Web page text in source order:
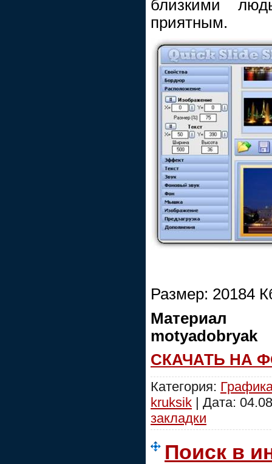
близкими
приятным.
Размер: 20184
Материал
motyadobryak
СКАЧАТЬ НА
Категория:
kruksik | Дата:
закладки
Поиск в